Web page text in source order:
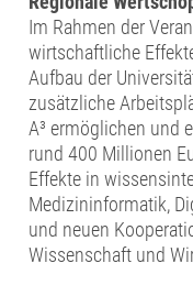
Im Rahmen der
wirtschaftliche
Aufbau der
zusätzliche
A³ ermöglichen und
rund 400 Millionen
Effekte in
Medizininformatik,
und neuen
Wissenschaft und